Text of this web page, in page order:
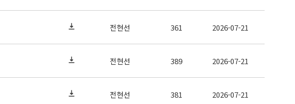
전현선 361 2026-07-21
전현선 389 2026-07-21
전현선 381 2026-07-21